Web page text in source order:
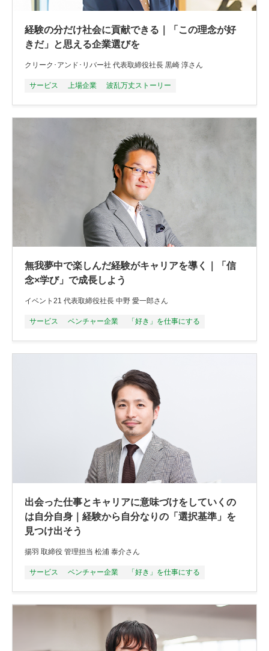
経験の分だけ社会に貢献できる｜「この理念が好
きだ」と思える企業選びを
クリーク･アンド･リバー社 代表取締役社長 黒崎 淳さん
サービス 上場企業 波乱万丈ストーリー
無我夢中で楽しんだ経験がキャリアを導く｜「信
念×学び」で成長しよう
イベント21 代表取締役社長 中野 愛一郎さん
サービス ベンチャー企業 「好き」を仕事にする
出会った仕事とキャリアに意味づけをしていくの
は自分自身｜経験から自分なりの「選択基準」を
見つけ出そう
揚羽 取締役 管理担当 松浦 泰介さん
サービス ベンチャー企業 「好き」を仕事にする